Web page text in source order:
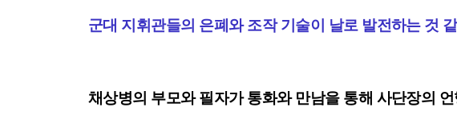
군대 지휘관들의 은폐와 조작 기술이 날로 발전하는 것
채상병의 부모와 필자가 통화와 만남을 통해 사단장의